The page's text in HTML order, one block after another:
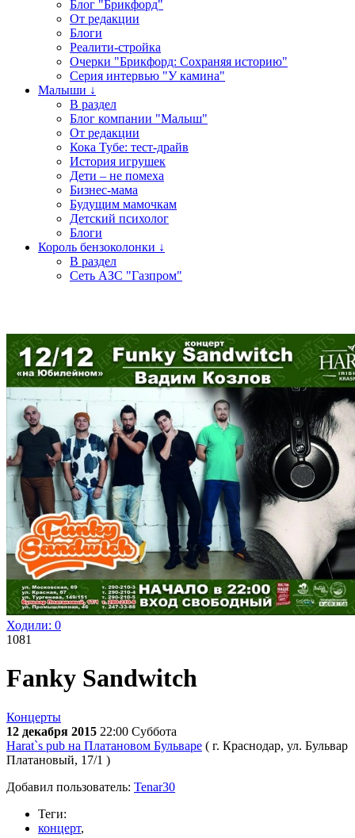
Блог "Брикфорд"
От редакции
Блоги
Реалити-стройка
Очерки "Брикфорд: Сохраняя историю"
Серия интервью "У камина"
Малыши ↓
В раздел
Блог компании "Малыш"
От редакции
Кока Тубе: тест-драйв
История игрушек
Дети – не помеха
Бизнес-мама
Будущим мамочкам
Детский психолог
Блоги
Король бензоколонки ↓
В раздел
Сеть АЗС "Газпром"
Ходили: 0
1081
Fanky Sandwitch
Концерты
12 декабря 2015 22:00 Суббота
Harat`s pub на Платановом Бульваре ( г. Краснодар, ул. Бульвар
Платановый, 17/1 )
Добавил пользователь: Tenar30
Теги:
концерт,